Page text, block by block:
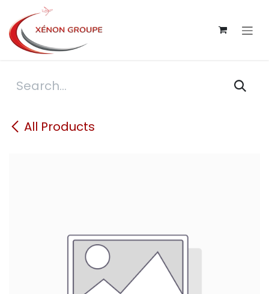
Skip to Content
All Products